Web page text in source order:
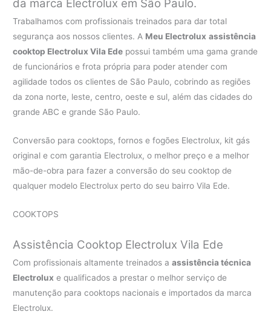
da marca Electrolux em São Paulo.
Trabalhamos com profissionais treinados para dar total
segurança aos nossos clientes. A Meu Electrolux assistência
cooktop Electrolux Vila Ede possui também uma gama grande
de funcionários e frota própria para poder atender com
agilidade todos os clientes de São Paulo, cobrindo as regiões
da zona norte, leste, centro, oeste e sul, além das cidades do
grande ABC e grande São Paulo.
Conversão para cooktops, fornos e fogões Electrolux, kit gás
original e com garantia Electrolux, o melhor preço e a melhor
mão-de-obra para fazer a conversão do seu cooktop de
qualquer modelo Electrolux perto do seu bairro Vila Ede.
COOKTOPS
Assistência Cooktop Electrolux Vila Ede
Com profissionais altamente treinados aassistência técnica
Electrolux e qualificados a prestar o melhor serviço de
manutenção para cooktops nacionais e importados da marca
Electrolux.